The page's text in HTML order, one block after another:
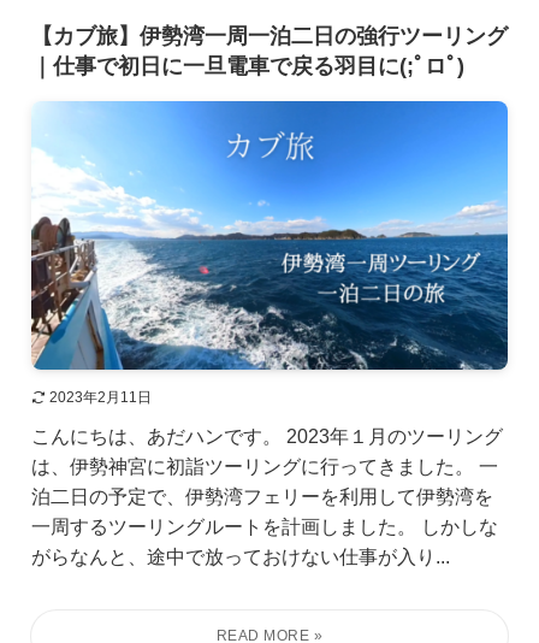
【カブ旅】伊勢湾一周一泊二日の強行ツーリング
｜仕事で初日に一旦電車で戻る羽目に(;ﾟロﾟ)
2023年2月11日
こんにちは、あだハンです。 2023年１月のツーリング
は、伊勢神宮に初詣ツーリングに行ってきました。 一
泊二日の予定で、伊勢湾フェリーを利用して伊勢湾を
一周するツーリングルートを計画しました。 しかしな
がらなんと、途中で放っておけない仕事が入り...